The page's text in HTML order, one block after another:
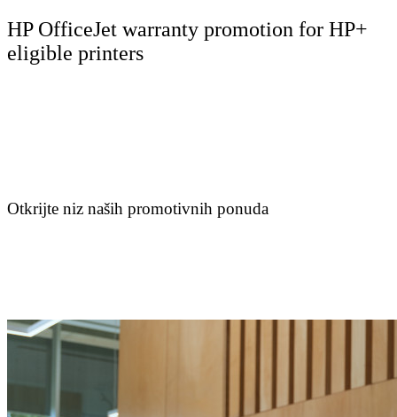
HP OfficeJet warranty promotion for HP+
eligible printers
Otkrijte niz naših promotivnih ponuda